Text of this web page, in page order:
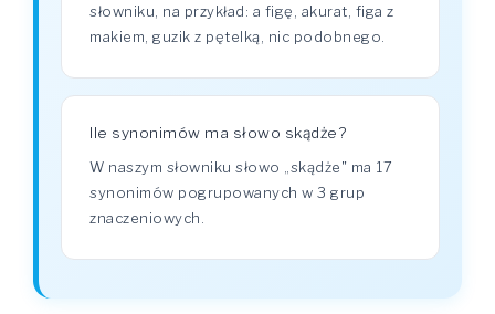
słowniku, na przykład: a figę, akurat, figa z
makiem, guzik z pętelką, nic podobnego.
Ile synonimów ma słowo skądże?
W naszym słowniku słowo „skądże" ma 17
synonimów pogrupowanych w 3 grup
znaczeniowych.